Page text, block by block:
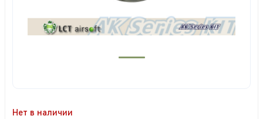
Нет в наличии